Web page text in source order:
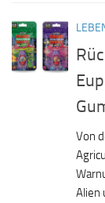
Von
Alien